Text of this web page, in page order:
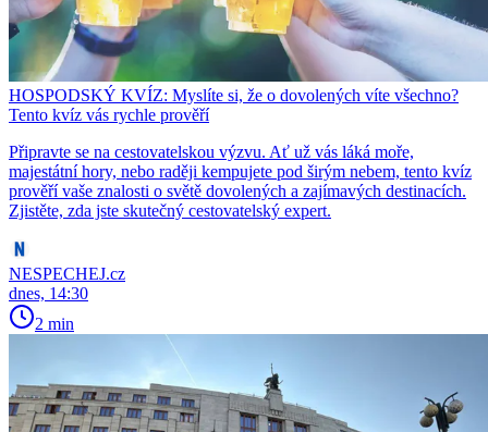
HOSPODSKÝ KVÍZ: Myslíte si, že o dovolených víte všechno?
Tento kvíz vás rychle prověří
Připravte se na cestovatelskou výzvu. Ať už vás láká moře,
majestátní hory, nebo raději kempujete pod širým nebem, tento kvíz
prověří vaše znalosti o světě dovolených a zajímavých destinacích.
Zjistěte, zda jste skutečný cestovatelský expert.
NESPECHEJ.cz
dnes, 14:30
2 min